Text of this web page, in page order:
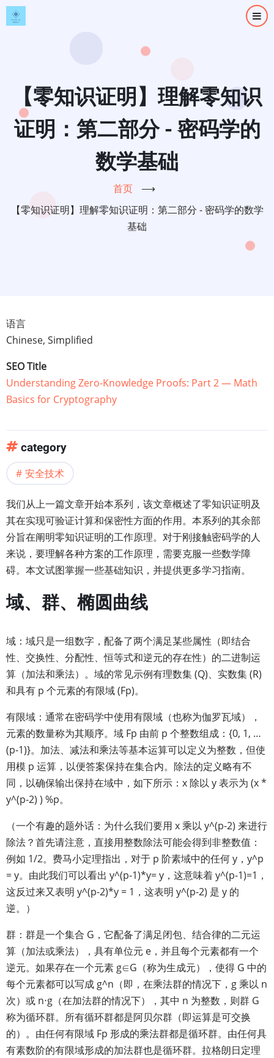
跳
转
【零知识证明】理解零知识
证明：第二部分 - 密码学的
数学基础
首页
⟶
【零知识证明】理解零知识证明：第二部分 - 密码学的数学
基础
语言
Chinese, Simplified
SEO Title
Understanding Zero-Knowledge Proofs: Part 2 — Math
Basics for Cryptography
category
安全技术
我们从上一篇文章开始本系列，该文章概述了零知识证明及
其在实现可验证计算和保密性方面的作用。本系列的其余部
分旨在阐明零知识证明的工作原理。对于刚接触密码学的人
来说，要理解各种方案的工作原理，需要克服一些数学障
碍。本文试图掌握一些基础知识，并提供更多学习指南。
域、群、椭圆曲线
域：域只是一组数字，配备了两个满足某些属性（即结合
性、交换性、分配性、恒等式和逆元的存在性）的二进制运
算（加法和乘法）。域的常见示例有理数集 (Q)、实数集 (R)
和具有 p 个元素的有限域 (Fp​)。
有限域：通常在密码学中使用有限域（也称为伽罗瓦域），
元素的数量称为其顺序。域 Fp 由前 p 个整数组成：{0, 1, …
(p-1)}。加法、减法和乘法等基本运算可以定义为整数，但使
用模 p 运算，以便答案保持在集合内。除法的定义略有不
同，以确保输出保持在域中，如下所示：x 除以 y 表示为 (x *
y^(p-2) ) %p。
（一个有趣的题外话：为什么我们要用 x 乘以 y^(p-2) 来进行
除法？首先请注意，直接用整数除法可能会得到非整数值：
例如 1/2。费马小定理指出，对于 p 阶素域中的任何 y，y^p
= y。由此我们可以看出 y^(p-1)*y= y，这意味着 y^(p-1)=1，
这反过来又表明 y^(p-2)*y = 1，这表明 y^(p-2) 是 y 的
逆。）
群：群是一个集合 G，它配备了满足闭包、结合律的二元运
算（加法或乘法），具有单位元 e，并且每个元素都有一个
逆元。如果存在一个元素 g∈G（称为生成元），使得 G 中的
每个元素都可以写成 g^n（即，在乘法群的情况下，g 乘以 n
次）或 n⋅g（在加法群的情况下），其中 n 为整数，则群 G
称为循环群。所有循环群都是阿贝尔群（即运算是可交换
的）。由任何有限域 Fp 形成的乘法群都是循环群。由任何具
有素数阶的有限域形成的加法群也是循环群。拉格朗日定理